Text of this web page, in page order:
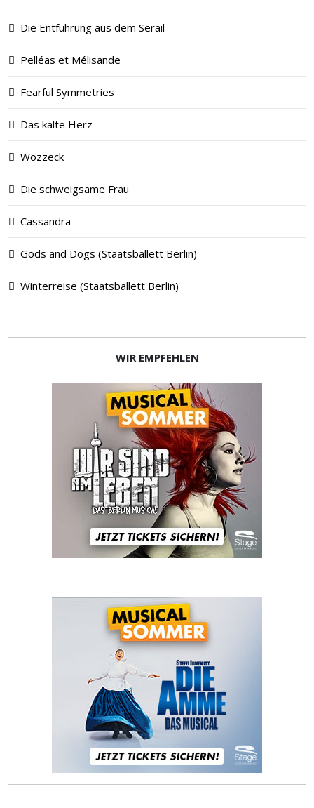
Die Entführung aus dem Serail
Pelléas et Mélisande
Fearful Symmetries
Das kalte Herz
Wozzeck
Die schweigsame Frau
Cassandra
Gods and Dogs (Staatsballett Berlin)
Winterreise (Staatsballett Berlin)
WIR EMPFEHLEN